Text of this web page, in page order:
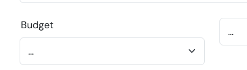
Budget